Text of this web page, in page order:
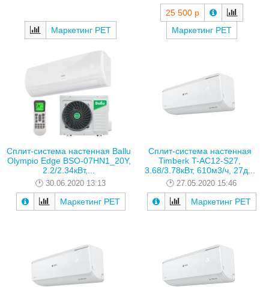
Маркетинг РЕТ
25 500 р
Маркетинг РЕТ
Сплит-система настенная Ballu
Olympio Edge BSO-07HN1_20Y,
2.2/2.34кВт,...
30.06.2020 13:13
Маркетинг РЕТ
Сплит-система настенная
Timberk T-AC12-S27,
3.68/3.78кВт, 610м3/ч, 27д...
27.05.2020 15:46
Маркетинг РЕТ